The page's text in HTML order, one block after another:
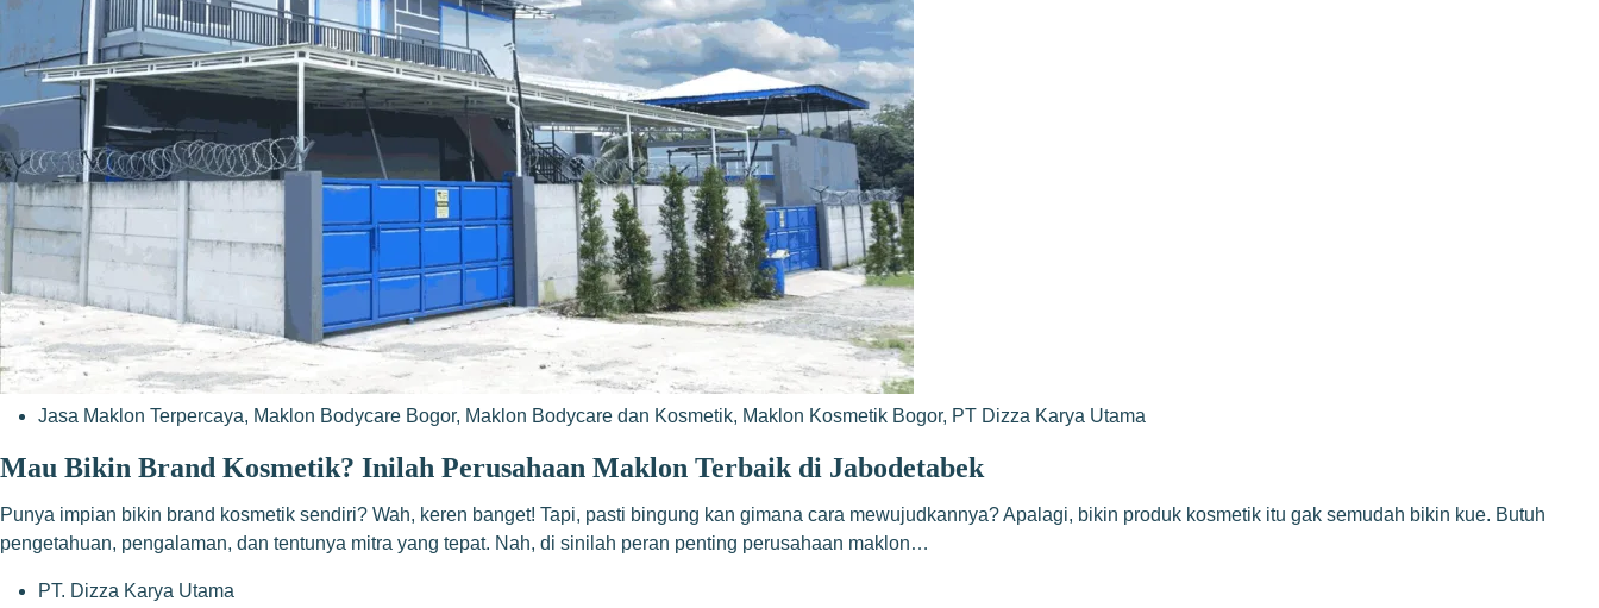
Jasa Maklon Terpercaya, Maklon Bodycare Bogor, Maklon Bodycare dan Kosmetik, Maklon Kosmetik Bogor, PT Dizza Karya Utama
Mau Bikin Brand Kosmetik? Inilah Perusahaan Maklon Terbaik di Jabodetabek
Punya impian bikin brand kosmetik sendiri? Wah, keren banget! Tapi, pasti bingung kan gimana cara mewujudkannya? Apalagi, bikin produk kosmetik itu gak semudah bikin kue. Butuh
pengetahuan, pengalaman, dan tentunya mitra yang tepat. Nah, di sinilah peran penting perusahaan maklon…
PT. Dizza Karya Utama